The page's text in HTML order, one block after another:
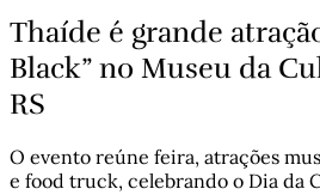
Thaíde é grande
Black” no Museu da
RS
O evento reúne feira, atrações
e food truck, celebrando o Dia da